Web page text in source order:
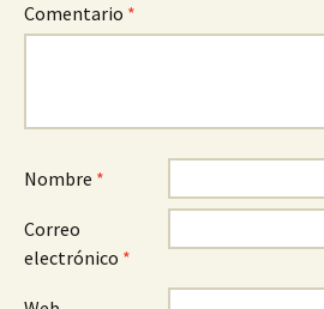
Comentario *
Nombre *
Correo
electrónico *